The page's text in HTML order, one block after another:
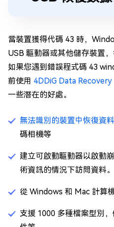
當裝置獲得代碼 43 時，
USB 驅動器或其他儲存裝置
如果您遇到錯誤程式碼 43
前使用 4DDiG Data Recovery
一些潛在的好處。
無法識別的裝置中恢復資料
碼相機等
建立可啟動驅動器以啟動
術資訊的情況下訪問資料。
從 Windows 和 Mac 計算
支援 1000 多種檔案型別